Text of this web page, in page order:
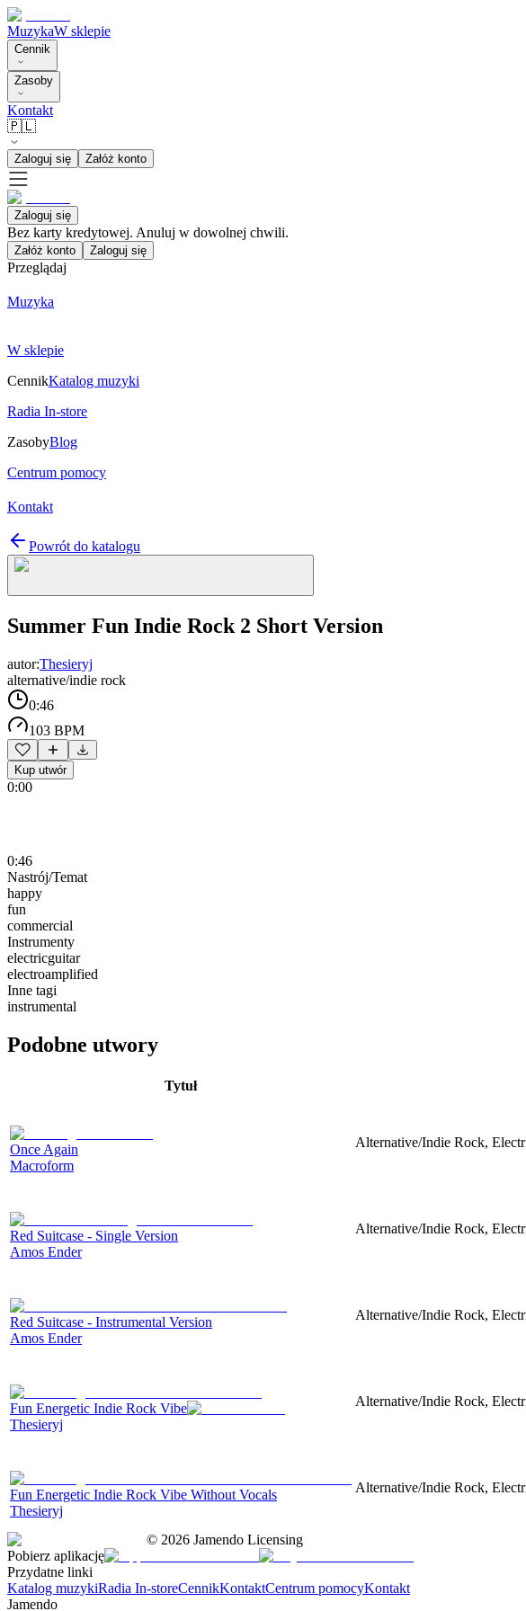
MuzykaW sklepie
Cennik
Zasoby
Kontakt
🇵🇱
Zaloguj się Załóż konto
Zaloguj się
Bez karty kredytowej. Anuluj w dowolnej chwili.
Załóż konto Zaloguj się
Przeglądaj
Muzyka
W sklepie
CennikKatalog muzyki
Radia In-store
ZasobyBlog
Centrum pomocy
Kontakt
Powrót do katalogu
Summer Fun Indie Rock 2 Short Version
autor:Thesieryj
alternative/indie rock
0:46
103 BPM
Kup utwór
0:00
0:46
Nastrój/Temat
happy
fun
commercial
Instrumenty
electricguitar
electroamplified
Inne tagi
instrumental
Podobne utwory
Tytuł
Once Again
Macroform
Alternative/Indie Rock,
Red Suitcase - Single Version
Amos Ender
Alternative/Indie Rock,
Red Suitcase - Instrumental Version
Amos Ender
Alternative/Indie Rock,
Fun Energetic Indie Rock Vibe
Thesieryj
Alternative/Indie Rock,
Fun Energetic Indie Rock Vibe Without Vocals
Thesieryj
Alternative/Indie Rock,
© 2026 Jamendo Licensing
Pobierz aplikację
Przydatne linki
Katalog muzykiRadia In-storeCennikKontaktCentrum pomocyKontakt
Jamendo